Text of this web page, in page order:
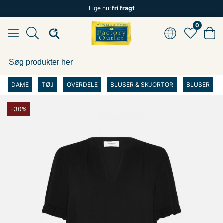
Lige nu: fri fragt
0
DAME TØJ OVERDELE BLUSER & SKJORTOR BLUSER
-30%